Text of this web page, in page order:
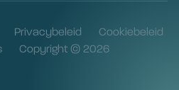
Privacybeleid
Cookiebeleid
Copyright © 2026